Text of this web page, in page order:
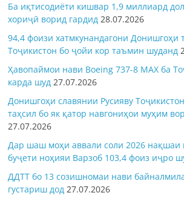
Ба иқтисодиёти кишвар 1,9 миллиард
хориҷӣ ворид гардид 28.07.2026
94,4 фоизи хатмкунандагони Донишгоҳи
Тоҷикистон бо ҷойи кор таъмин шуданд
Ҳавопаймои нави Boeing 737-8 MAX ба
карда шуд 27.07.2026
Донишгоҳи славянии Русияву
таҳсил бо як қатор навгониҳои муҳим
27.07.2026
Дар шаш моҳи аввали соли 2026 нақшаи
буҷети ноҳияи Варзоб 103,4 фоиз иҷро
ДДТТ бо 13 созишномаи нави
густариш дод 27.07.2026